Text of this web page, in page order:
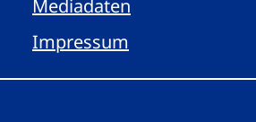
Mediadaten
Impressum